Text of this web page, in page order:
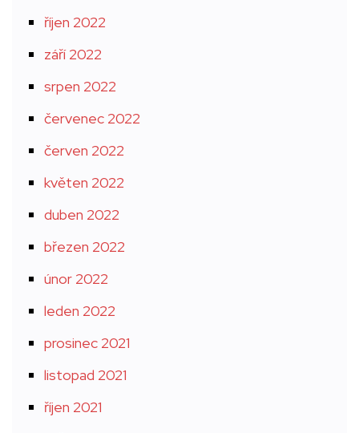
říjen 2022
září 2022
srpen 2022
červenec 2022
červen 2022
květen 2022
duben 2022
březen 2022
únor 2022
leden 2022
prosinec 2021
listopad 2021
říjen 2021